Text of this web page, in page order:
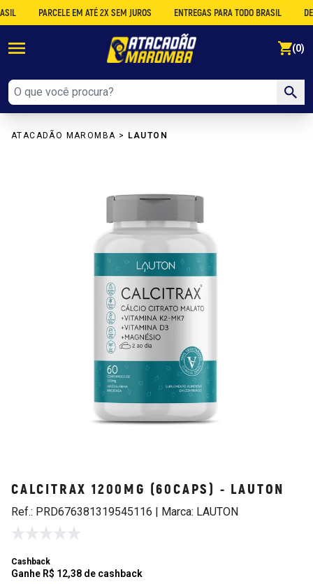
PARCELE EM ATÉ 2X SEM JUROS ENTREGAS PARA TODO BRASIL
(0)
ATACADÃO MAROMBA > LAUTON
CALCITRAX 1200MG (60CAPS) - LAUTON
Ref.: PRD676381319545116 | Marca: LAUTON
Cashback
Ganhe R$ 12,38 de cashback